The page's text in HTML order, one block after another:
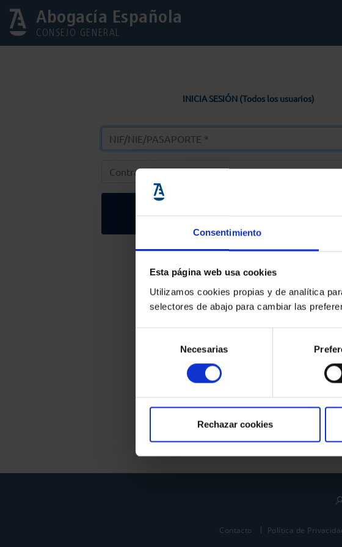
Consentimiento
Esta página web usa cookies
Utilizamos cookies propias y de analítica
selectores de abajo para cambiar las
consentimiento
Necesarias
Rechazar cookies
Abogacía Española
CONSEJO GENERAL
INICIA SESIÓN (Todos los usuarios)
Entrar
Solicitar Contraseña
política
Contacto Política de